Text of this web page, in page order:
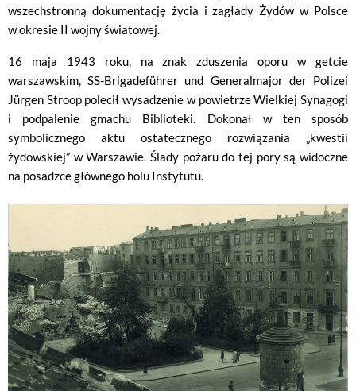
wszechstronną dokumentację życia i zagłady Żydów w Polsce
w okresie II wojny światowej.
16 maja 1943 roku, na znak zduszenia oporu w getcie
warszawskim, SS-Brigadeführer und Generalmajor der Polizei
Jürgen Stroop polecił wysadzenie w powietrze Wielkiej Synagogi
i podpalenie gmachu Biblioteki. Dokonał w ten sposób
symbolicznego aktu ostatecznego rozwiązania „kwestii
żydowskiej” w Warszawie. Ślady pożaru do tej pory są widoczne
na posadzce głównego holu Instytutu.